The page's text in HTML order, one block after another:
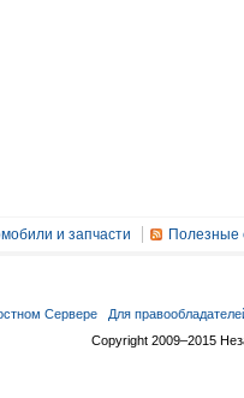
и запчасти Полезные
Сервере
Для
Copyright 2009–2015